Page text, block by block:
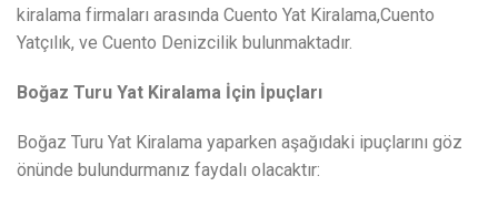
kiralama firmaları arasında Cuento Yat Kiralama,Cuento
Yatçılık, ve Cuento Denizcilik bulunmaktadır.
Boğaz Turu Yat Kiralama İçin İpuçları
Boğaz Turu Yat Kiralama yaparken aşağıdaki ipuçlarını göz
önünde bulundurmanız faydalı olacaktır: